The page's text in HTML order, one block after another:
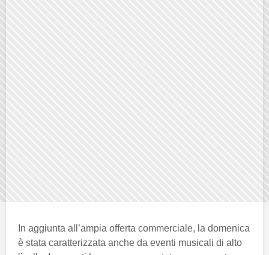
In aggiunta all’ampia offerta commerciale, la domenica
è stata caratterizzata anche da eventi musicali di alto